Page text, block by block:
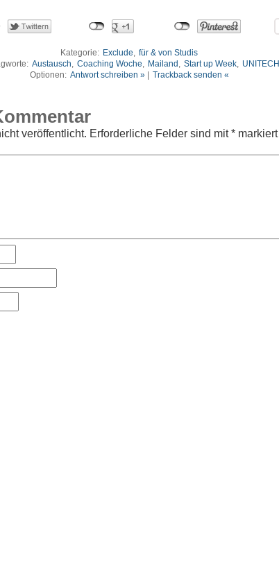
Kategorie: Exclude, für & von Studis
Austausch, Coaching Woche, Mailand , Start up Week, UNITECH
Optionen: Antwort schreiben »| Trackback senden «
veröffentlicht. Erforderliche Felder sind mit* markiert